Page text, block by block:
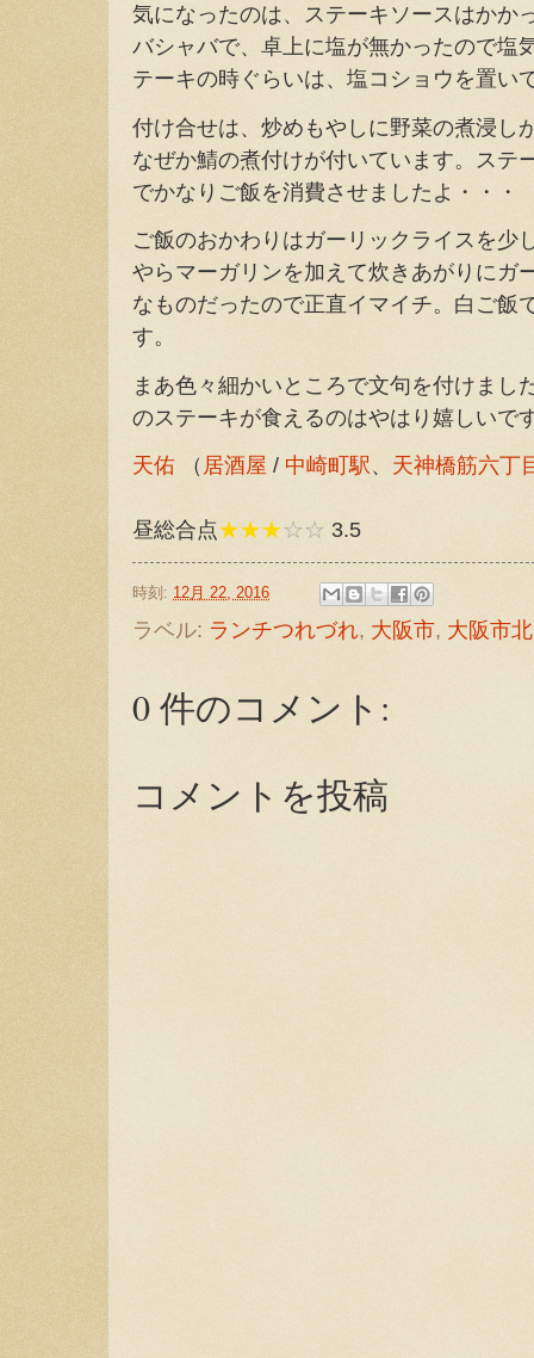
気になったのは、ステーキソースはかか
バシャバで、卓上に塩が無かったので塩
テーキの時ぐらいは、塩コショウを置い
付け合せは、炒めもやしに野菜の煮浸し
なぜか鯖の煮付けが付いています。ステ
でかなりご飯を消費させましたよ・・・
ご飯のおかわりはガーリックライスを少
やらマーガリンを加えて炊きあがりにガ
なものだったので正直イマイチ。白ご飯
す。
まあ色々細かいところで文句を付けまし
のステーキが食えるのはやはり嬉しいで
天佑 （ 居酒屋 / 中崎町駅、 天神橋筋六丁
昼総合点★★★☆☆ 3.5
時刻: 12月 22, 2016
ラベル: ランチつれづれ, 大阪市, 大阪市
0 件のコメント:
コメントを投稿